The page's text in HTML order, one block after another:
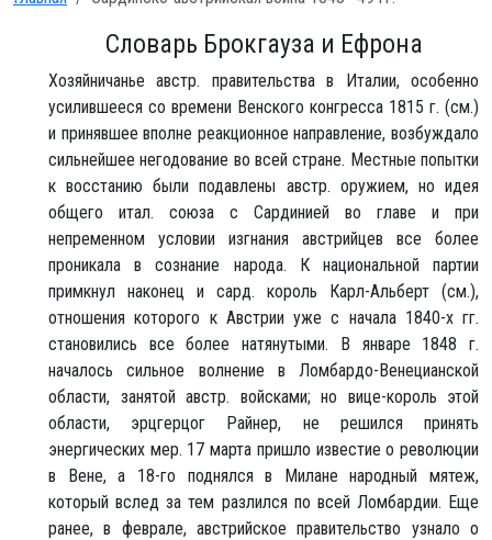
Словарь Брокгауза и Ефрона
Хозяйничанье австр. правительства в Италии, особенно
усилившееся со времени Венского конгресса 1815 г. (см.)
и принявшее вполне реакционное направление, возбуждало
сильнейшее негодование во всей стране. Местные попытки
к восстанию были подавлены австр. оружием, но идея
общего итал. союза с Сардинией во главе и при
непременном условии изгнания австрийцев все более
проникала в сознание народа. К национальной партии
примкнул наконец и сард. король Карл-Альберт (см.),
отношения которого к Австрии уже с начала 1840-х гг.
становились все более натянутыми. В январе 1848 г.
началось сильное волнение в Ломбардо-Венецианской
области, занятой австр. войсками; но вице-король этой
области, эрцгерцог Райнер, не решился принять
энергических мер. 17 марта пришло известие о революции
в Вене, а 18-го поднялся в Милане народный мятеж,
который вслед за тем разлился по всей Ломбардии. Еще
ранее, в феврале, австрийское правительство узнало о